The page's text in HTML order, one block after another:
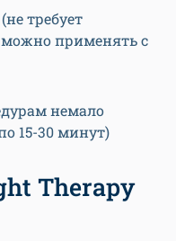
требует
применять с
немало
15-30 минут)
Therapy